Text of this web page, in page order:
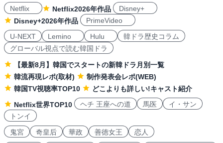
Netflix
Netflix2026年作品
Disney+
Disney+2026年作品
PrimeVideo
U-NEXT
Lemino Hulu
韓ドラ歴史コラム
グローバル視点で読む韓国ドラ
【最新8月】韓国でスタートの新韓ドラ月別一覧
韓流再現レポ(取材)
制作発表会レポ(WEB)
韓国TV視聴率TOP10
どこよりも詳しい!キャスト紹介
Netflix世界TOP10
ヘチ 王座への道 馬医
イ・サン
トンイ
鬼宮
奇皇后 華政 善徳女王 恋人